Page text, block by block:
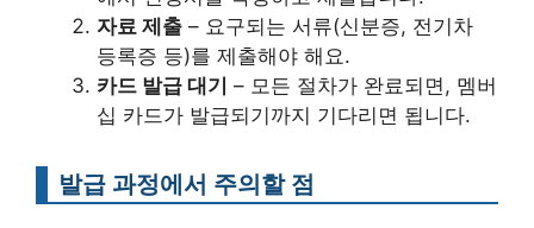
자료 제출 – 요구되는 서류(신분증, 전기차
등록증 등)를 제출해야 해요.
카드 발급 대기 – 모든 절차가 완료되면, 멤버
십 카드가 발급되기까지 기다리면 됩니다.
발급 과정에서 주의할 점